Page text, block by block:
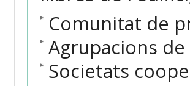
Comunitat de
Agrupacions
Societats